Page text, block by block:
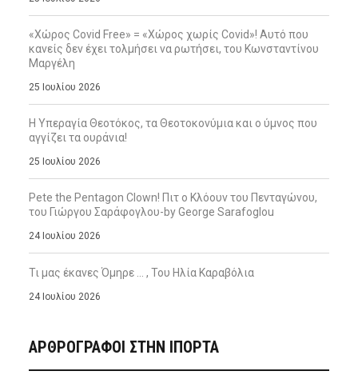
«Χώρος Covid Free» = «Χώρος χωρίς Covid»! Αυτό που
κανείς δεν έχει τολμήσει να ρωτήσει, του Κωνσταντίνου
Μαργέλη
25 Ιουλίου 2026
Η Υπεραγία Θεοτόκος, τα Θεοτοκονύμια και ο ύμνος που
αγγίζει τα ουράνια!
25 Ιουλίου 2026
Pete the Pentagon Clown! Πιτ ο Κλόουν του Πενταγώνου,
του Γιώργου Σαράφογλου-by George Sarafoglou
24 Ιουλίου 2026
Τι μας έκανες Όμηρε … , Του Ηλία Καραβόλια
24 Ιουλίου 2026
ΑΡΘΡΟΓΡΑΦΟΙ ΣΤΗΝ IΠΟΡΤΑ